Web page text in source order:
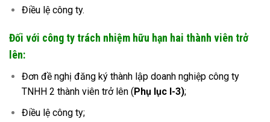
Điều lệ công ty.
Đối với công ty trách nhiệm hữu hạn hai thành viên trở
lên:
Đơn đề nghị đăng ký thành lập doanh nghiệp công ty
TNHH 2 thành viên trở lên ( Phụ lục I-3);
Điều lệ công ty;